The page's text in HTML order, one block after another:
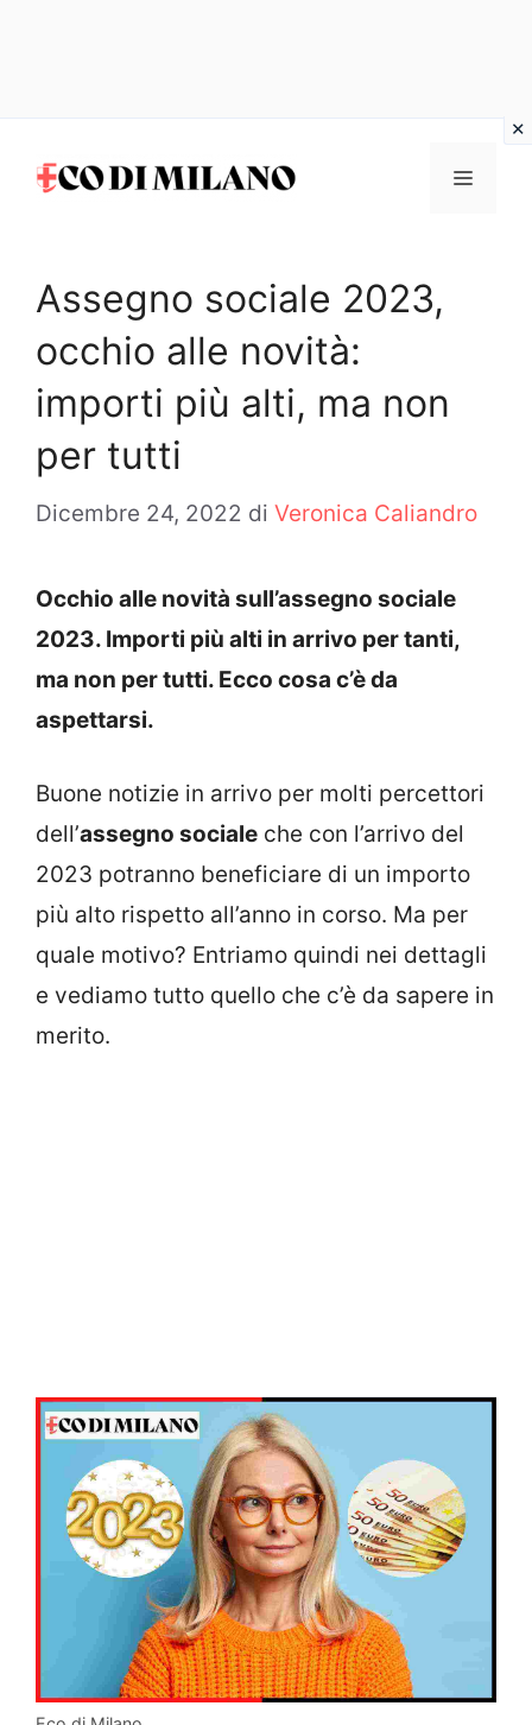
MENU
Assegno sociale 2023,
occhio alle novità:
importi più alti, ma non
per tutti
Dicembre 24, 2022 di Veronica Caliandro
Occhio alle novità sull’assegno sociale
2023. Importi più alti in arrivo per tanti,
ma non per tutti. Ecco cosa c’è da
aspettarsi.
Buone notizie in arrivo per molti percettori
dell’assegno sociale che con l’arrivo del
2023 potranno beneficiare di un importo
più alto rispetto all’anno in corso. Ma per
quale motivo? Entriamo quindi nei dettagli
e vediamo tutto quello che c’è da sapere in
merito.